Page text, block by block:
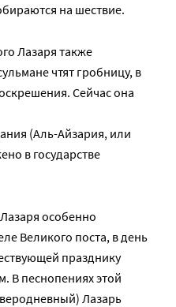
на шествие.
Лазаря также
чтят гробницу, в
Сейчас она
(Аль-Айзария, или
в государстве
особенно
Великого поста, в день
празднику
В песнопениях этой
Лазарь